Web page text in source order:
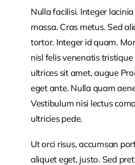
Nulla facilisi. Integer
massa. Cras metus. Sed
tortor. Integer id quam.
nisl felis venenatis
ultrices sit amet, augue
eget ante. Nulla quam
Vestibulum nisi lectus
ultricies pede.
Ut orci risus, accumsan
aliquet eget, justo. Sed